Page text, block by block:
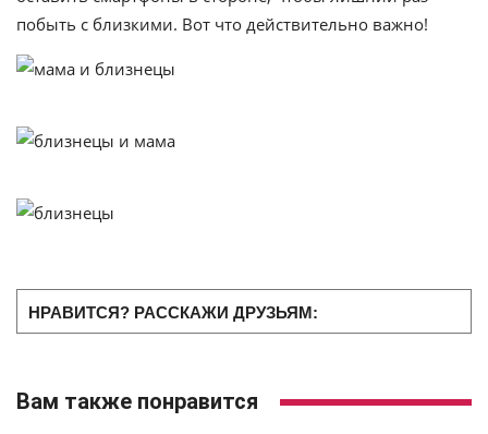
побыть с близкими. Вот что действительно важно!
НРАВИТСЯ? РАССКАЖИ ДРУЗЬЯМ:
Вам также понравится